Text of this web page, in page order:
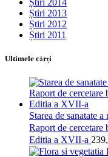
Știri 2014
Știri 2013
Știri 2012
Știri 2011
Ultimele cărţi
Starea de sanatate
Raport de cercetare
Editia a XVII-a